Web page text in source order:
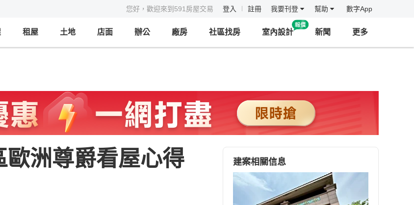
您好，歡迎來到591房屋交易 登入 註冊 我要刊登 幫助 數字App
租屋 土地 店面 辦公 廠房 社區找房 室內設計 新聞 更多
歐洲尊爵看屋心得
建案相關信息